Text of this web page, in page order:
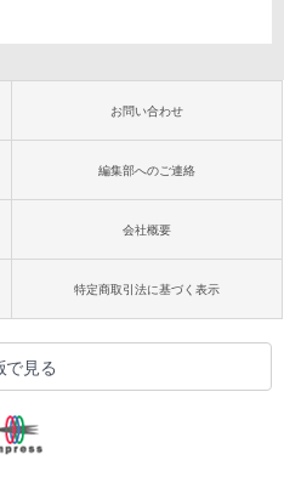
お問い合わせ
編集部へのご連絡
会社概要
特定商取引法に基づく表示
で見る